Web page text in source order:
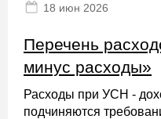
18 июн 2026
Перечень
минус расходы»
Расходы при УСН -
подчиняются